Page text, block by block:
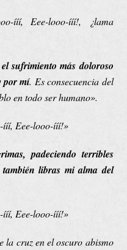
ííí, Eee-looo-ííí!, ¿lama
el sufrimiento más doloroso
por mí. Es consecuencia del
en todo ser humano».
ííí, Eee-looo-ííí!»
padeciendo terribles
libras mi alma del
ííí, Eee-looo-ííí!»
la cruz en el oscuro abismo